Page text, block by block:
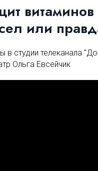
витаминов
или
в студии телеканала
Ольга Евсейчик